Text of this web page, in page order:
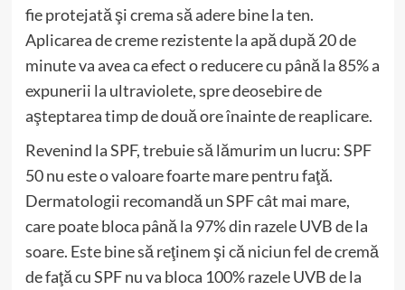
fie protejată şi crema să adere bine la ten.
Aplicarea de creme rezistente la apă după 20 de
minute va avea ca efect o reducere cu până la 85% a
expunerii la ultraviolete, spre deosebire de
aşteptarea timp de două ore înainte de reaplicare.
Revenind la SPF, trebuie să lămurim un lucru: SPF
50 nu este o valoare foarte mare pentru faţă.
Dermatologii recomandă un SPF cât mai mare,
care poate bloca până la 97% din razele UVB de la
soare. Este bine să reţinem şi că niciun fel de cremă
de faţă cu SPF nu va bloca 100% razele UVB de la